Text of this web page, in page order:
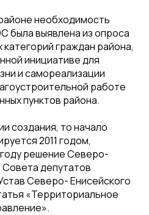
необходимость
была выявлена из опроса
граждан района,
инициативе для
и самореализации
работе
пунктов района.
создания, то начало
2011 годом,
решение Северо-
Совета депутатов
Северо- Енисейского
«Территориальное